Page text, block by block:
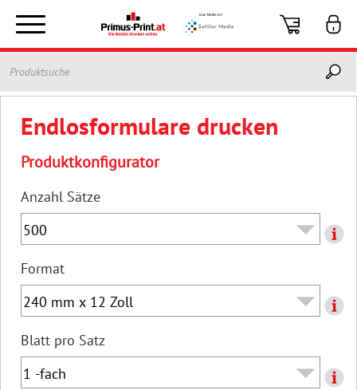
Toggle
navigation
Endlosformulare drucken
Produktkonfigurator
Anzahl Sätze
Format
Blatt pro Satz